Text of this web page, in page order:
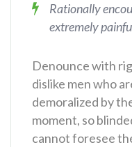
Rationally
extremely
Denounce with
dislike men who
demoralized by
moment, so
cannot foresee